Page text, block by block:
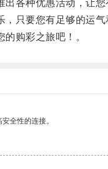
种优惠活动，让您
要您有足够的运气
购彩之旅吧！。
全性的连接。